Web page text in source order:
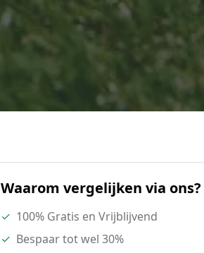
Waarom vergelijken via ons?
✓ 100% Gratis en Vrijblijvend
✓ Bespaar tot wel 30%